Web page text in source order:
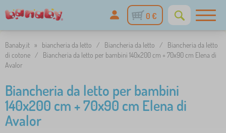
0 €
Banaby.it » biancheria da letto / Biancheria da letto /
Biancheria da letto
di cotone /
Biancheria da letto per bambini 140x200 cm + 70x90 cm Elena di
Avalor
Biancheria da letto per bambini
140x200 cm + 70x90 cm Elena di
Avalor